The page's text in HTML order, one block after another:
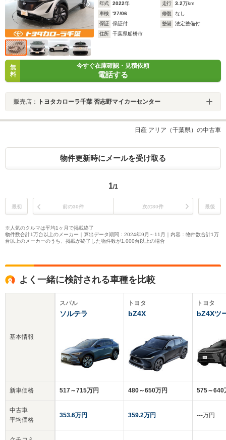
年式 2022年 走行 3.2万km
車検
'27/06 修復
なし
保証
保証付 整備
法定整備付
住所
千葉県船橋市
無
料
今すぐ在庫確認・見積依頼
電話する
販売店： トヨタカローラ千葉 習志野マイカーセンター
日産 アリア（千葉県）の中古車
物件更新時にメールを受け取る
1/1
最初 前の30件 次の30件 最後
※人気のクルマは平均1ヶ月で掲載終了
物件数合計1万台以上のメーカー｜算出データ期間：2024年9月～11月｜内容：物件数合計1万
台以上のメーカーのうち、掲載が終了した物件数が1,000台以上の場合
よく一緒に検討される車種を比較
基本情報
新車価格
中古車
平均価格
スバル
ソルテラ
517～715万円
353.6万円
トヨタ
bZ4X
480～650万円
359.2万円
トヨタ
bZ4Xツ
575～640
‐‐‐万円